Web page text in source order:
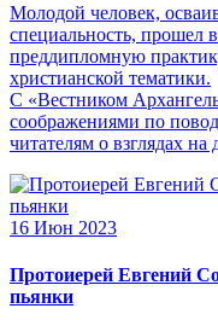
Молодой человек,
специальность, прошел
преддипломную
христианской тематики.
С «Вестником
соображениями по
читателям о взглядах
16 Июн 2023
Протоиерей Евгений
пьянки